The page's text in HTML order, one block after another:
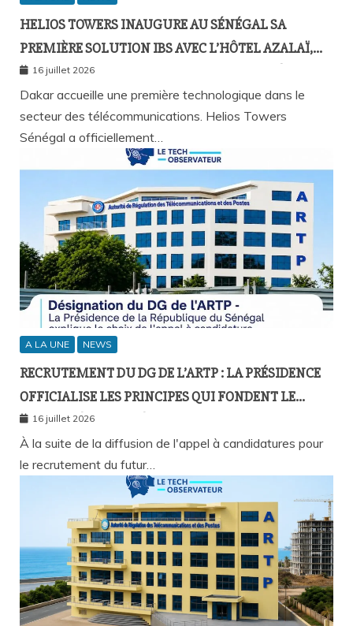
HELIOS TOWERS INAUGURE AU SÉNÉGAL SA
PREMIÈRE SOLUTION IBS AVEC L’HÔTEL AZALAÏ,
NOUVEAU STANDARD DE LA CONNECTIVITÉ
MOBILE À L’INTÉRIEUR DES BÂTIMENTS
16 juillet 2026
Dakar accueille une première technologique dans le
secteur des télécommunications. Helios Towers
Sénégal a officiellement…
A LA UNE NEWS
RECRUTEMENT DU DG DE L’ARTP : LA PRÉSIDENCE
OFFICIALISE LES PRINCIPES QUI FONDENT LE
RECOURS À L’APPEL À CANDIDATURES
16 juillet 2026
À la suite de la diffusion de l'appel à candidatures pour
le recrutement du futur…